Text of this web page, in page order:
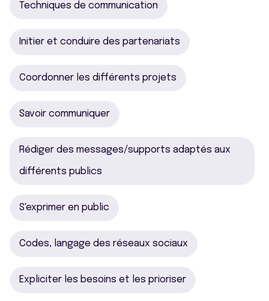
Techniques de communication
Initier et conduire des partenariats
Coordonner les différents projets
Savoir communiquer
Rédiger des messages/supports adaptés aux
différents publics
S'exprimer en public
Codes, langage des réseaux sociaux
Expliciter les besoins et les prioriser